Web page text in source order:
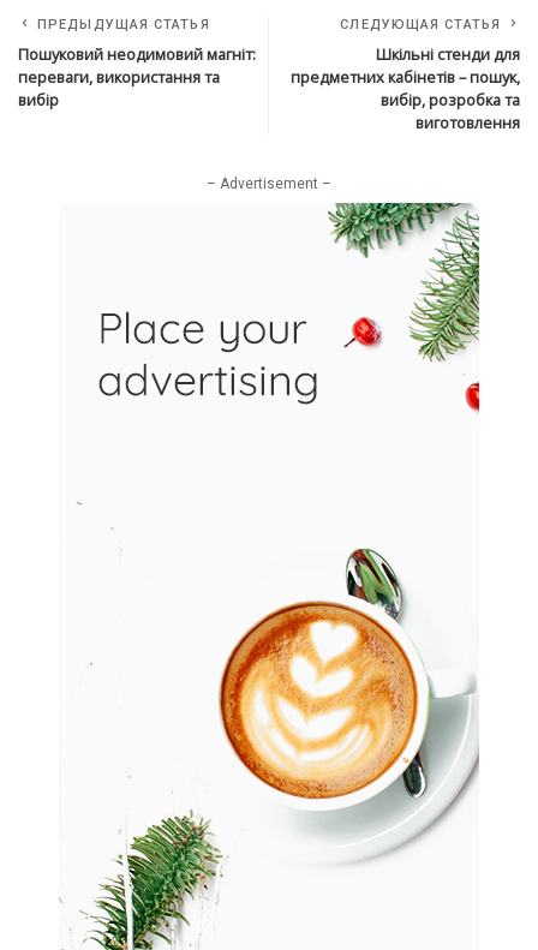
ПРЕДЫДУЩАЯ СТАТЬЯ
Пошуковий неодимовий магніт:
переваги, використання та
вибір
СЛЕДУЮЩАЯ СТАТЬЯ
Шкільні стенди для
предметних кабінетів – пошук,
вибір, розробка та
виготовлення
– Advertisement –